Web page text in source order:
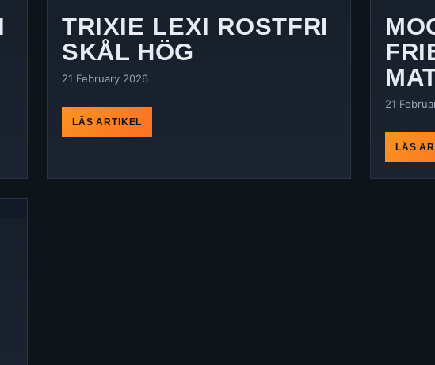
TRIXIE LEXI ROSTFRI
SKÅL HÖG
21 February 2026
LÄS ARTIKEL
21
LÄS